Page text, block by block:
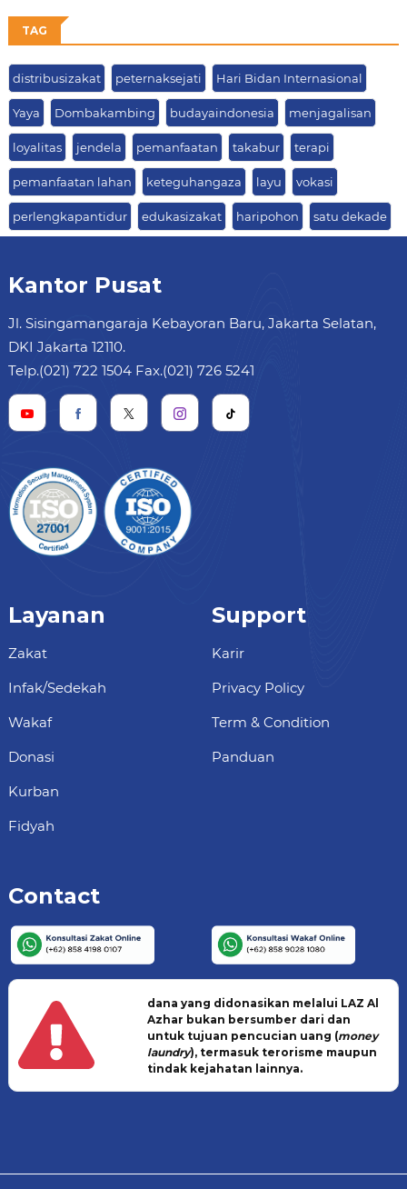
TAG
distribusizakat peternaksejati Hari Bidan Internasional
Yaya Dombakambing budayaindonesia menjagalisan
loyalitas jendela pemanfaatan takabur terapi
pemanfaatan lahan keteguhangaza layu vokasi
perlengkapantidur edukasizakat haripohon satu dekade
Kantor Pusat
Jl. Sisingamangaraja Kebayoran Baru, Jakarta Selatan,
DKI Jakarta 12110.
Telp.(021) 722 1504 Fax.(021) 726 5241
Layanan
Zakat
Infak/Sedekah
Wakaf
Donasi
Kurban
Fidyah
Support
Karir
Privacy Policy
Term & Condition
Panduan
Contact
dana yang didonasikan melalui LAZ Al
Azhar bukan bersumber dari dan
untuk tujuan pencucian uang (money
laundry), termasuk terorisme maupun
tindak kejahatan lainnya.